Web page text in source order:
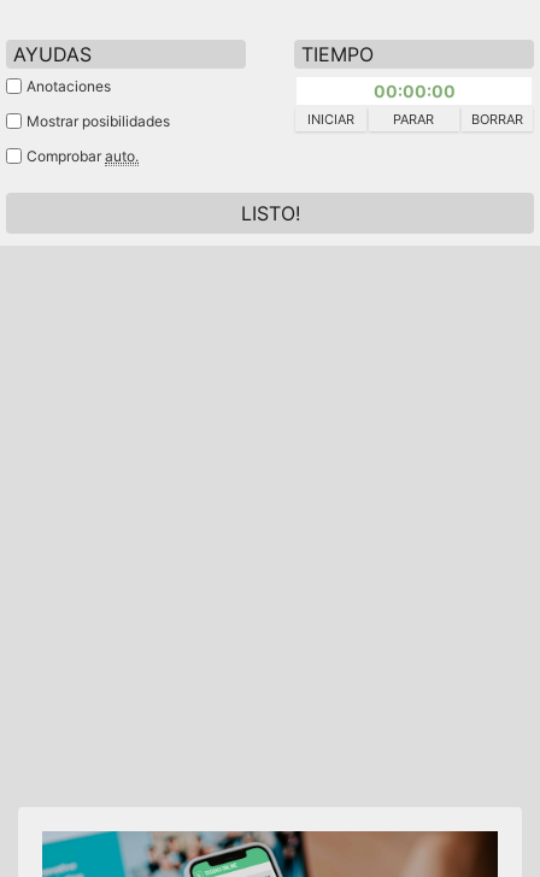
AYUDAS
Anotaciones
Mostrar posibilidades
Comprobar auto.
TIEMPO
00:00:00
INICIAR PARAR BORRAR
LISTO!